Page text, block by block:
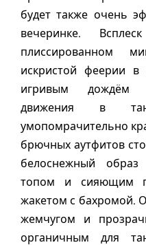
будет также очень
вечеринке.
плиссированном
искристой феерии
игривым дождём
движения в
умопомрачительно
брючных аутфитов
белоснежный
топом и сияющим
жакетом с бахромой.
жемчугом и
органичным для